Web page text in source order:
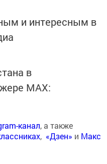
и интересным в
в
MАХ:
канал, а также
, «Дзен» и Макс